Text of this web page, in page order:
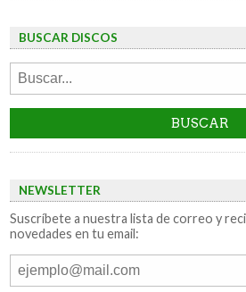
BUSCAR DISCOS
NEWSLETTER
Suscríbete a nuestra lista de correo y
novedades en tu email: